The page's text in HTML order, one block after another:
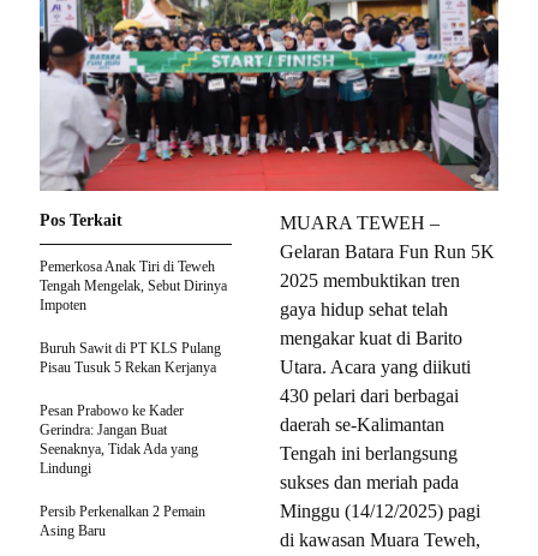
MUARA TEWEH –
Gelaran Batara Fun Run 5K
2025 membuktikan tren
gaya hidup sehat telah
mengakar kuat di Barito
Utara. Acara yang diikuti
430 pelari dari berbagai
daerah se-Kalimantan
Tengah ini berlangsung
sukses dan meriah pada
Minggu (14/12/2025) pagi
di kawasan Muara Teweh,
Pos Terkait
Pemerkosa Anak Tiri di Teweh
Tengah Mengelak, Sebut Dirinya
Impoten
Buruh Sawit di PT KLS Pulang
Pisau Tusuk 5 Rekan Kerjanya
Pesan Prabowo ke Kader
Gerindra: Jangan Buat
Seenaknya, Tidak Ada yang
Lindungi
Persib Perkenalkan 2 Pemain
Asing Baru